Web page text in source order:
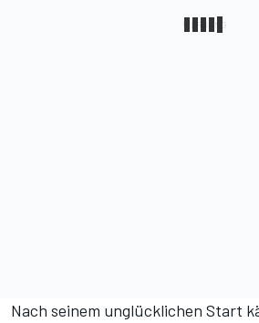
Nach seinem unglücklichen Start